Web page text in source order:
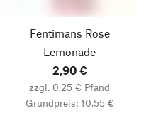
Fentimans Rose
Lemonade
2,90 €
zzgl. 0,25 € Pfand
Grundpreis: 10,55 €